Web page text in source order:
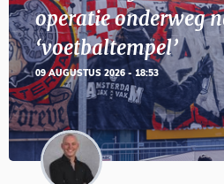
operatie onderweg
‘voetbaltempel’
09 AUGUSTUS 2026 - 18:53